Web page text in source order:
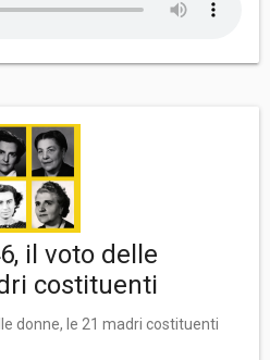
il voto delle
costituenti
donne, le 21 madri costituenti